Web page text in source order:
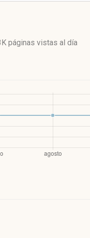
páginas vistas al día